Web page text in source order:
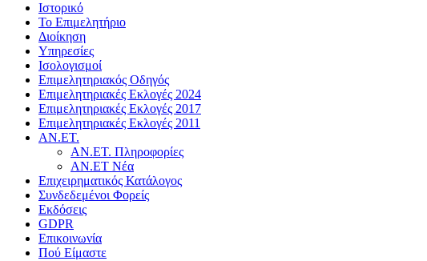
Ιστορικό
Το Επιμελητήριο
Διοίκηση
Υπηρεσίες
Ισολογισμοί
Επιμελητηριακός Οδηγός
Επιμελητηριακές Εκλογές 2024
Επιμελητηριακές Εκλογές 2017
Επιμελητηριακές Εκλογές 2011
ΑΝ.ΕΤ.
ΑΝ.ΕΤ. Πληροφορίες
ΑΝ.ΕΤ Νέα
Επιχειρηματικός Κατάλογος
Συνδεδεμένοι Φορείς
Εκδόσεις
GDPR
Επικοινωνία
Πού Είμαστε